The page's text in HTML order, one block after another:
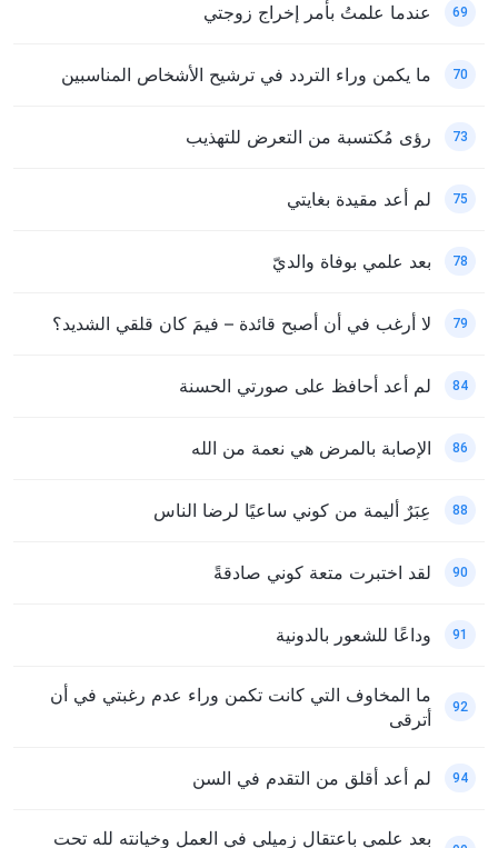
69 عندما علمتُ بأمر إخراج زوجتي
70 ما يكمن وراء التردد في ترشيح الأشخاص المناسبين
73 رؤى مُكتسبة من التعرض للتهذيب
75 لم أعد مقيدة بغايتي
78 بعد علمي بوفاة والديّ
79 لا أرغب في أن أصبح قائدة – فيمَ كان قلقي الشديد؟
84 لم أعد أحافظ على صورتي الحسنة
86 الإصابة بالمرض هي نعمة من الله
88 عِبَرٌ أليمة من كوني ساعيًا لرضا الناس
90 لقد اختبرت متعة كوني صادقةً
91 وداعًا للشعور بالدونية
92
ما المخاوف التي كانت تكمن وراء عدم رغبتي في أن
أترقى
94 لم أعد أقلق من التقدم في السن
بعد علمي باعتقال زميلي في العمل وخيانته لله تحت